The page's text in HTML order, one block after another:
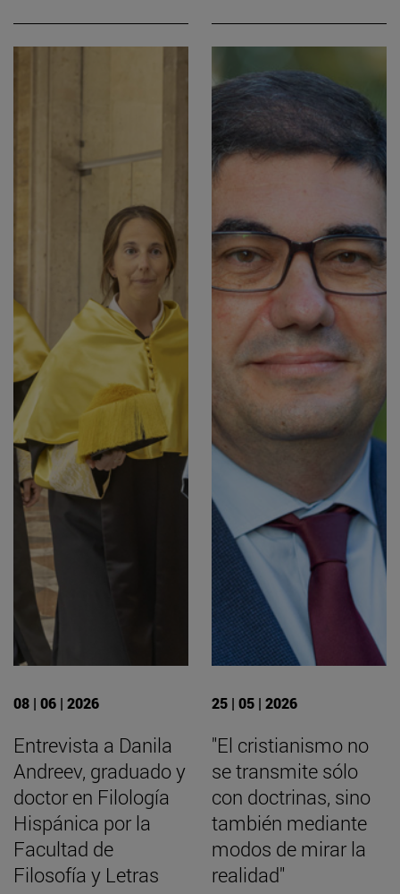
08 | 06 | 2026
Entrevista a Danila
Andreev, graduado y
doctor en Filología
Hispánica por la
Facultad de
Filosofía y Letras
25 | 05 | 2026
"El cristianismo no
se transmite sólo
con doctrinas, sino
también mediante
modos de mirar la
realidad"